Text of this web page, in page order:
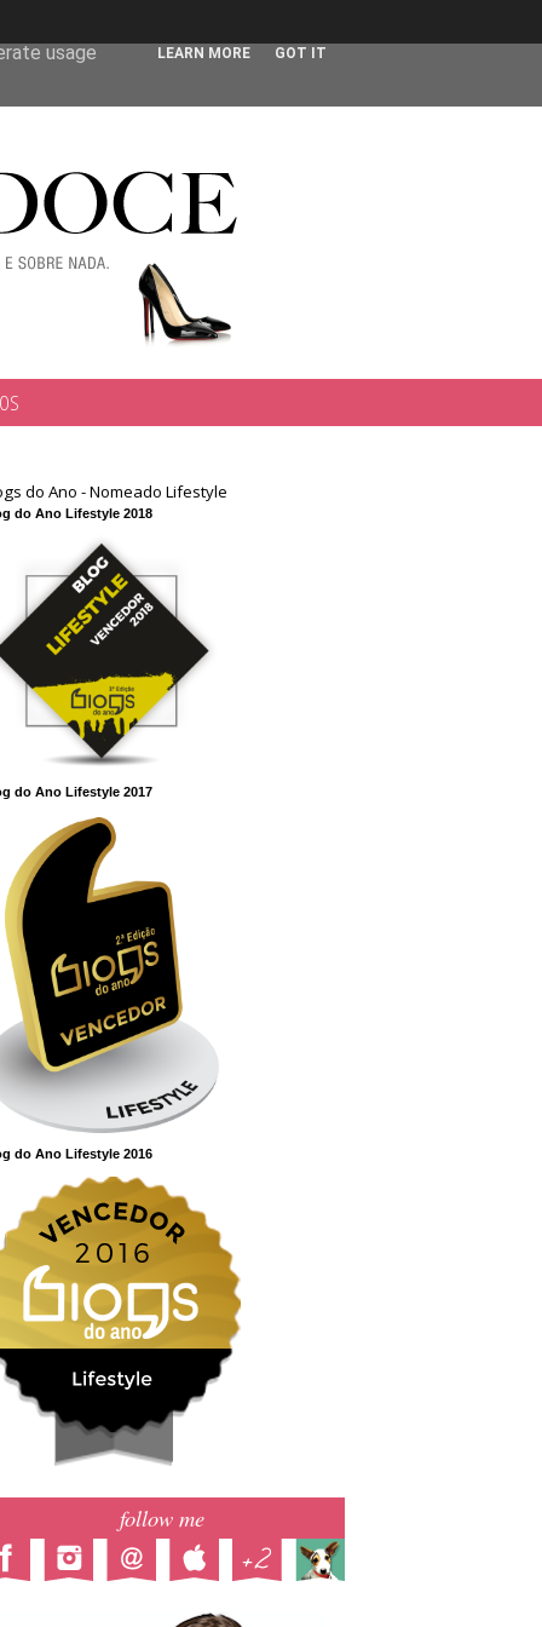
do Ano - Nomeado Lifestyle
do Ano Lifestyle 2018
do Ano Lifestyle 2017
do Ano Lifestyle 2016
follow me
usage
LEARN MORE GOT IT